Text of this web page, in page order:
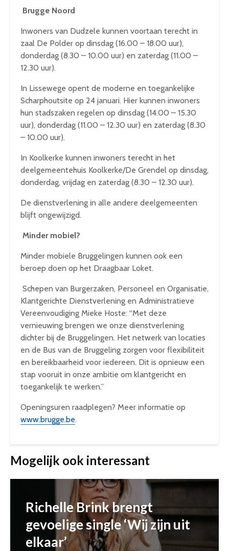
Brugge Noord
Inwoners van Dudzele kunnen voortaan terecht in
zaal De Polder op dinsdag (16.00 – 18.00 uur),
donderdag (8.30 – 10.00 uur) en zaterdag (11.00 –
12.30 uur).
In Lissewege opent de moderne en toegankelijke
Scharphoutsite op 24 januari. Hier kunnen inwoners
hun stadszaken regelen op dinsdag (14.00 – 15.30
uur), donderdag (11.00 – 12.30 uur) en zaterdag (8.30
– 10.00 uur).
In Koolkerke kunnen inwoners terecht in het
deelgemeentehuis Koolkerke/De Grendel op dinsdag,
donderdag, vrijdag en zaterdag (8.30 – 12.30 uur).
De dienstverlening in alle andere deelgemeenten
blijft ongewijzigd.
Minder mobiel?
Minder mobiele Bruggelingen kunnen ook een
beroep doen op het Draagbaar Loket.
Schepen van Burgerzaken, Personeel en Organisatie,
Klantgerichte Dienstverlening en Administratieve
Vereenvoudiging Mieke Hoste: “Met deze
vernieuwing brengen we onze dienstverlening
dichter bij de Bruggelingen. Het netwerk van locaties
en de Bus van de Bruggeling zorgen voor flexibiliteit
en bereikbaarheid voor iedereen. Dit is opnieuw een
stap vooruit in onze ambitie om klantgericht en
toegankelijk te werken.”
Openingsuren raadplegen? Meer informatie op
www.brugge.be.
Mogelijk ook interessant
Richelle Brink brengt
gevoelige single ‘Wij zijn uit
elkaar’